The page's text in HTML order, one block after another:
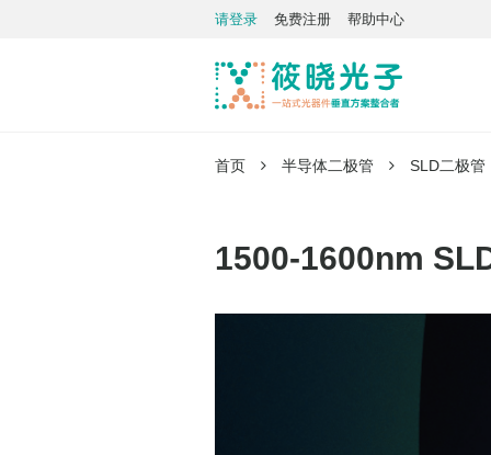
请登录 免费注册 帮助中心
首页 半导体二极管 SLD二极管
1500-1600nm